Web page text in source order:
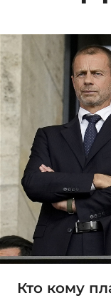
Кто кому